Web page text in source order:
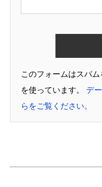
このフォームはスパ
を使っています。 デ
らをご覧ください。